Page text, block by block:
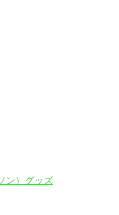
ン）グッズ